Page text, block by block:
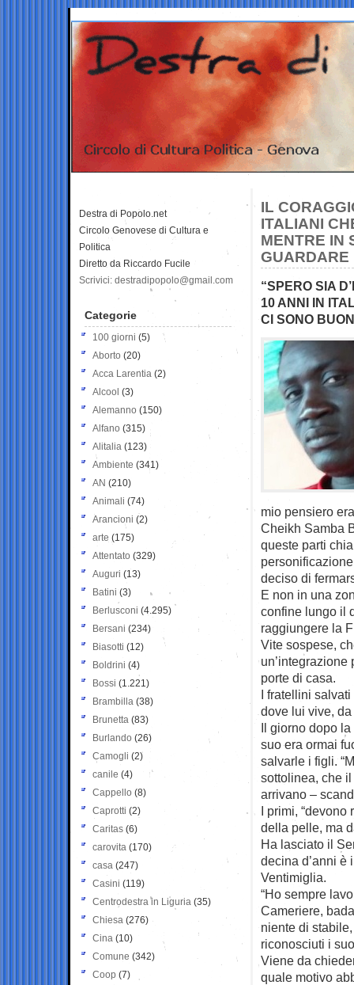
IL
ITALIANI
MENTRE IN
GUARDARE
“SPERO SIA
10 ANNI IN
CI SONO
mio pensiero
Cheikh Samba
queste parti
deciso di
E non in una
confine lungo il
raggiungere la
Vite sospese,
porte di casa.
I fratellini
dove lui vive,
Il giorno dopo
suo era ormai
salvarle i figli.
sottolinea, che
arrivano –
I primi, “devono
della pelle, ma
Ha lasciato il
decina d’anni è
Ventimiglia.
“Ho sempre
Cameriere,
niente di
riconosciuti i
Viene da
quale motivo
Destra di Popolo.net
Circolo Genovese di Cultura e
Politica
Diretto da Riccardo Fucile
Scrivici: destradipopolo@gmail.com
Categorie
100 giorni (5)
Aborto (20)
Acca Larentia (2)
Alcool (3)
Alemanno (150)
Alfano (315)
Alitalia (123)
Ambiente (341)
AN (210)
Animali (74)
Arancioni (2)
arte (175)
Attentato (329)
Auguri (13)
Batini (3)
Berlusconi (4.295)
Bersani (234)
Biasotti (12)
Boldrini (4)
Bossi (1.221)
Brambilla (38)
Brunetta (83)
Burlando (26)
Camogli (2)
canile (4)
Cappello (8)
Caprotti (2)
Caritas (6)
carovita (170)
casa (247)
Casini (119)
Centrodestra in Liguria (35)
Chiesa (276)
Cina (10)
Comune (342)
Coop (7)